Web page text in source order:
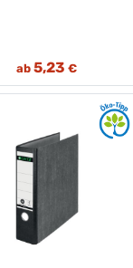
ab5,23 €